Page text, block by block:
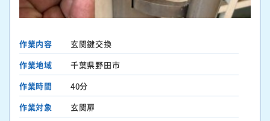
作業内容
玄関鍵交換
作業地域
千葉県野田市
作業時間
40分
作業対象
玄関扉